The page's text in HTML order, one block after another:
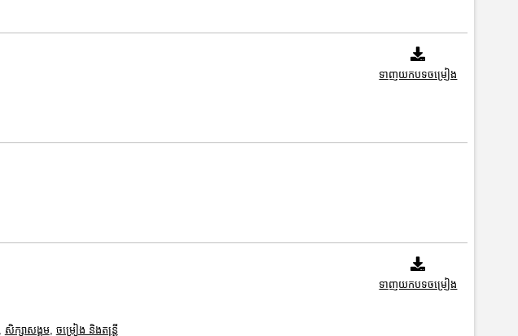
ទាញយកបទចម្រៀង
សិក្សាសង្គម, ចម្រៀង និងតន្ត្រី
ទាញយកបទចម្រៀង